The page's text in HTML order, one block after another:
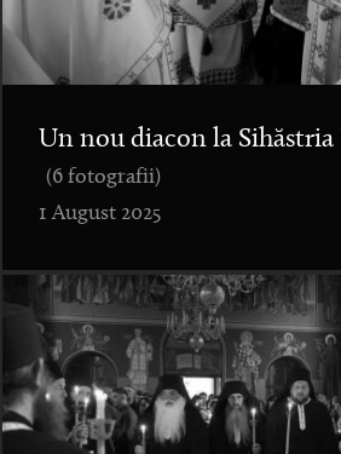
Un nou diacon la
(6 fotografii)
1 August 2025